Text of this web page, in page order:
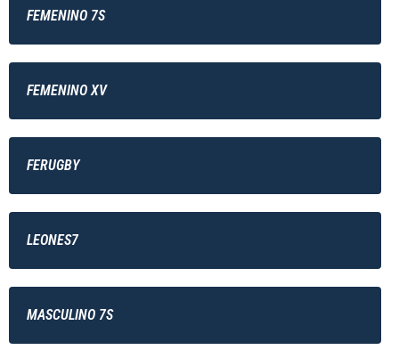
FEMENINO 7S
FEMENINO XV
FERUGBY
LEONES7
MASCULINO 7S